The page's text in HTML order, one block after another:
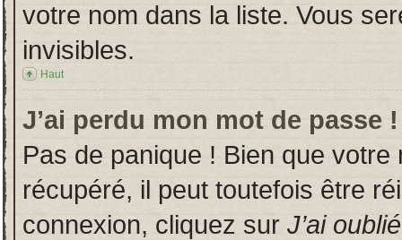
votre nom dans la liste. Vous
invisibles.
Haut
J’ai perdu mon mot de passe !
Pas de panique ! Bien que
récupéré, il peut toutefois être
connexion, cliquez sur J’ai